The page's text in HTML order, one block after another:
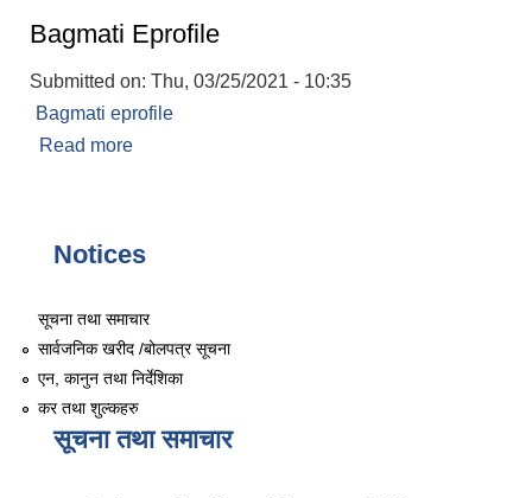
Bagmati Eprofile
Submitted on: Thu, 03/25/2021 - 10:35
Bagmati eprofile
Read more
Notices
सूचना तथा समाचार
सार्वजनिक खरीद /बोलपत्र सूचना
एन, कानुन तथा निर्देशिका
कर तथा शुल्कहरु
सूचना तथा समाचार